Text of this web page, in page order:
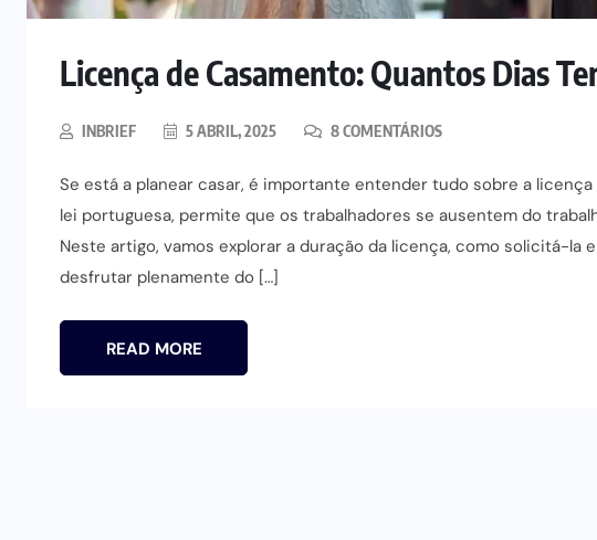
Licença de Casamento: Quantos Dias
INBRIEF 5 ABRIL, 2025 8 COMENTÁRIOS
Se está a planear casar, é importante entender tudo sobre a
lei portuguesa, permite que os trabalhadores se ausentem do
Neste artigo, vamos explorar a duração da licença, como solicitá-la
desfrutar plenamente do […]
READ MORE